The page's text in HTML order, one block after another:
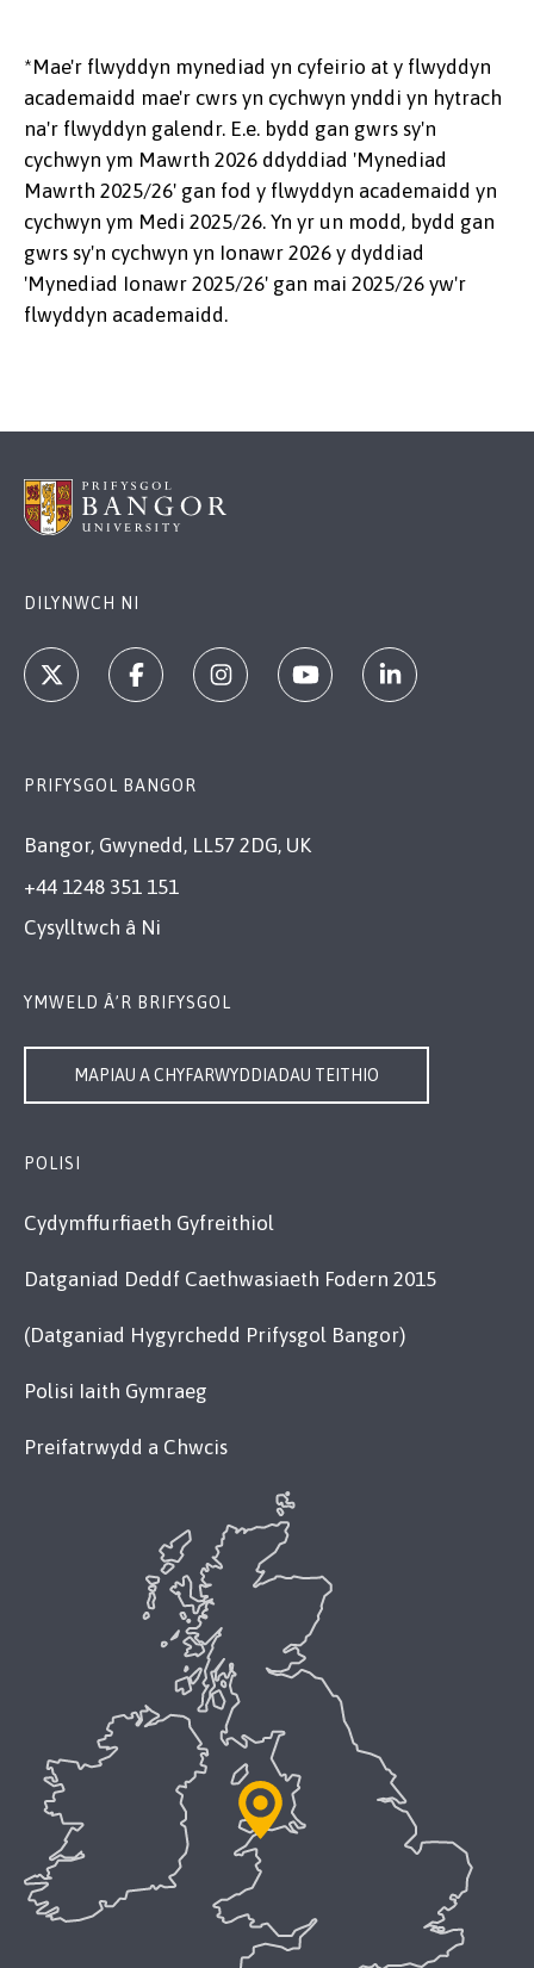
*Mae'r flwyddyn mynediad yn cyfeirio at y flwyddyn
academaidd mae'r cwrs yn cychwyn ynddi yn hytrach
na'r flwyddyn galendr. E.e. bydd gan gwrs sy'n
cychwyn ym Mawrth 2026 ddyddiad 'Mynediad
Mawrth 2025/26' gan fod y flwyddyn academaidd yn
cychwyn ym Medi 2025/26. Yn yr un modd, bydd gan
gwrs sy'n cychwyn yn Ionawr 2026 y dyddiad
'Mynediad Ionawr 2025/26' gan mai 2025/26 yw'r
flwyddyn academaidd.
DILYNWCH NI
PRIFYSGOL BANGOR
Bangor, Gwynedd, LL57 2DG, UK
+44 1248 351 151
Cysylltwch â Ni
YMWELD Â’R BRIFYSGOL
MAPIAU A CHYFARWYDDIADAU TEITHIO
POLISI
Cydymffurfiaeth Gyfreithiol
Datganiad Deddf Caethwasiaeth Fodern 2015
(Datganiad Hygyrchedd Prifysgol Bangor)
Polisi Iaith Gymraeg
Preifatrwydd a Chwcis